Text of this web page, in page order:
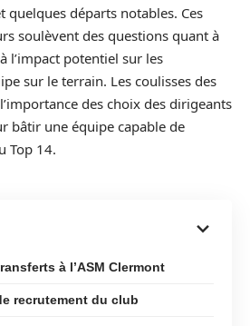
quelques départs notables. Ces
soulèvent des questions quant à
l’impact potentiel sur les
sur le terrain. Les coulisses des
des choix des dirigeants
bâtir une équipe capable de
Top 14.
à l’ASM Clermont
recrutement du club